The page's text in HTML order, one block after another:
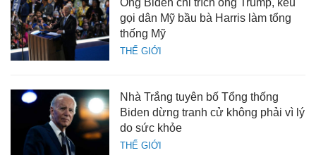
THẾ GIỚI
Ông Biden chỉ trích ông Trump, kêu
gọi dân Mỹ bầu bà Harris làm tổng
thống Mỹ
THẾ GIỚI
Nhà Trắng tuyên bố Tổng thống
Biden dừng tranh cử không phải vì lý
do sức khỏe